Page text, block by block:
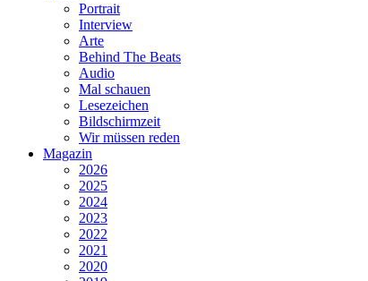
Portrait
Interview
Arte
Behind The Beats
Audio
Mal schauen
Lesezeichen
Bildschirmzeit
Wir müssen reden
Magazin
2026
2025
2024
2023
2022
2021
2020